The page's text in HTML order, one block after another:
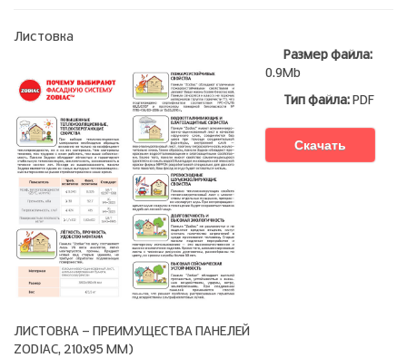
Листовка
ЛИСТОВКА - ПРЕИМУЩЕСТВА ПАНЕЛЕЙ
ZODIAC, 210х95 ММ)
Размер файла:
0.9Mb
Тип файла: PDF
Скачать